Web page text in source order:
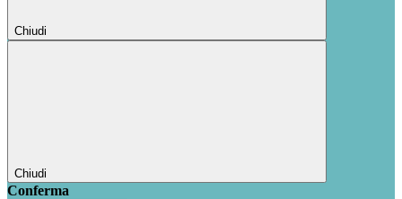
Chiudi
Chiudi
Conferma